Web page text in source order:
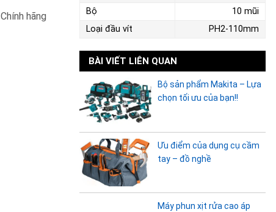
Chính hãng
Bộ
10 mũi
Loại đầu vít
PH2-110mm
BÀI VIẾT LIÊN QUAN
Bộ sản phẩm Makita – Lựa
chọn tối ưu của bạn!!
Ưu điểm của dụng cụ cầm
tay – đồ nghề
Máy phun xịt rửa cao áp